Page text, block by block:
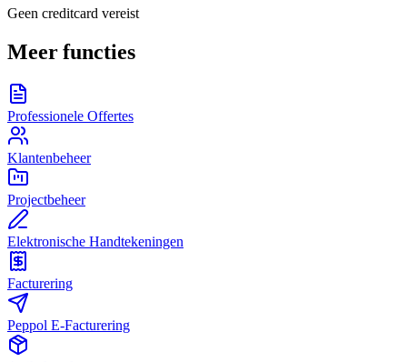
Geen creditcard vereist
Meer functies
Professionele Offertes
Klantenbeheer
Projectbeheer
Elektronische Handtekeningen
Facturering
Peppol E-Facturering